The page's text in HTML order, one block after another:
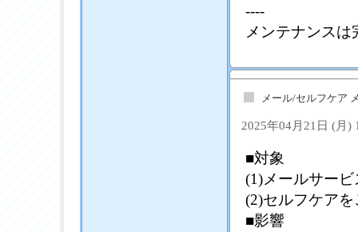
----
メンテナンス
メール/セルフケア
2025年04月21日 (月)
■対象
(1)メールサー
(2)セルフケア
■影響